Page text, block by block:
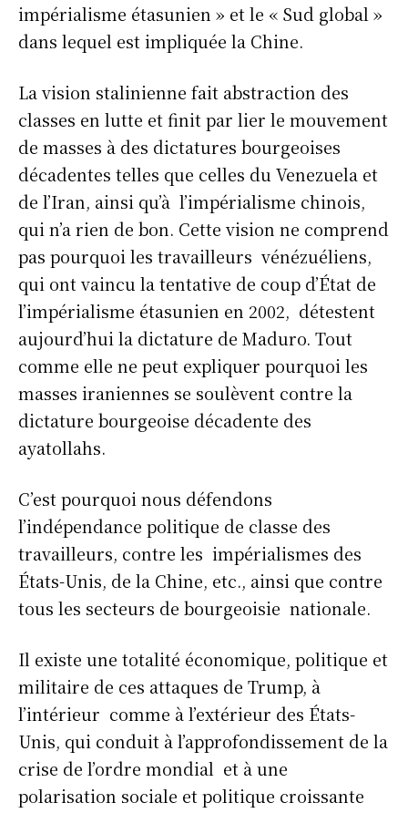
impérialisme étasunien » et le « Sud global »
dans lequel est impliquée la Chine.
La vision stalinienne fait abstraction des
classes en lutte et finit par lier le mouvement
de masses à des dictatures bourgeoises
décadentes telles que celles du Venezuela et
de l’Iran, ainsi qu’à l’impérialisme chinois,
qui n’a rien de bon. Cette vision ne comprend
pas pourquoi les travailleurs vénézuéliens,
qui ont vaincu la tentative de coup d’État de
l’impérialisme étasunien en 2002, détestent
aujourd’hui la dictature de Maduro. Tout
comme elle ne peut expliquer pourquoi les
masses iraniennes se soulèvent contre la
dictature bourgeoise décadente des
ayatollahs.
C’est pourquoi nous défendons
l’indépendance politique de classe des
travailleurs, contre les impérialismes des
États-Unis, de la Chine, etc., ainsi que contre
tous les secteurs de bourgeoisie nationale.
Il existe une totalité économique, politique et
militaire de ces attaques de Trump, à
l’intérieur comme à l’extérieur des États-
Unis, qui conduit à l’approfondissement de la
crise de l’ordre mondial et à une
polarisation sociale et politique croissante